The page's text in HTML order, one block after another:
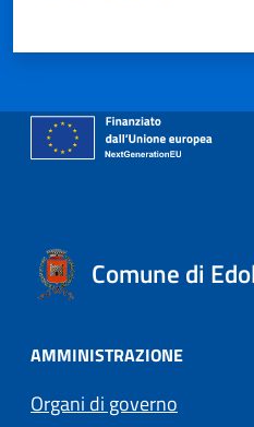
Comune di
AMMINISTRAZIONE
Organi di governo